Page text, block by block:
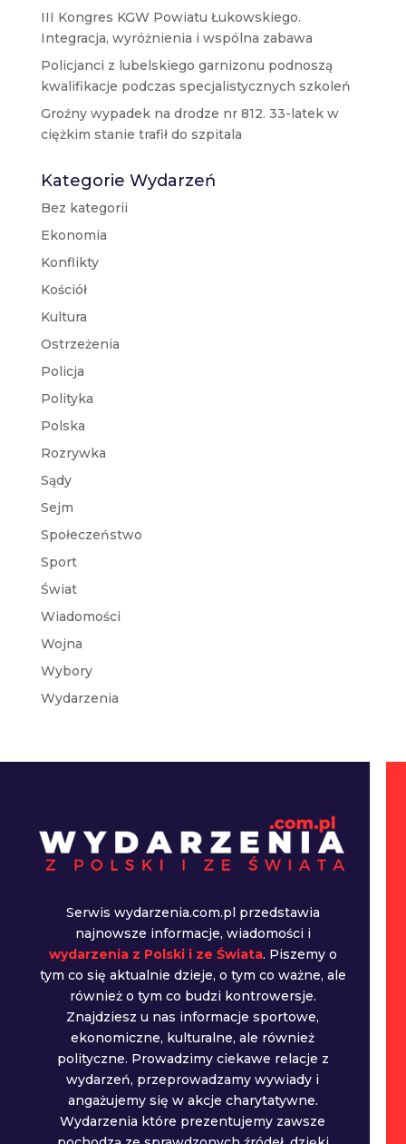
III Kongres KGW Powiatu Łukowskiego.
Integracja, wyróżnienia i wspólna zabawa
Policjanci z lubelskiego garnizonu podnoszą
kwalifikacje podczas specjalistycznych szkoleń
Groźny wypadek na drodze nr 812. 33-latek w
ciężkim stanie trafił do szpitala
Kategorie Wydarzeń
Bez kategorii
Ekonomia
Konflikty
Kościół
Kultura
Ostrzeżenia
Policja
Polityka
Polska
Rozrywka
Sądy
Sejm
Społeczeństwo
Sport
Świat
Wiadomości
Wojna
Wybory
Wydarzenia
Serwis wydarzenia.com.pl przedstawia
najnowsze informacje, wiadomości i
wydarzenia z Polski i ze Świata. Piszemy o
tym co się aktualnie dzieje, o tym co ważne, ale
również o tym co budzi kontrowersje.
Znajdziesz u nas informacje sportowe,
ekonomiczne, kulturalne, ale również
polityczne. Prowadzimy ciekawe relacje z
wydarzeń, przeprowadzamy wywiady i
angażujemy się w akcje charytatywne.
Wydarzenia które prezentujemy zawsze